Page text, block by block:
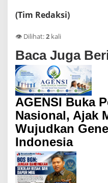
(Tim Redaksi)
👁️ Dilihat:2 kali
Baca Juga
AGENSI Buka
Nasional, Ajak
Wujudkan
Indonesia